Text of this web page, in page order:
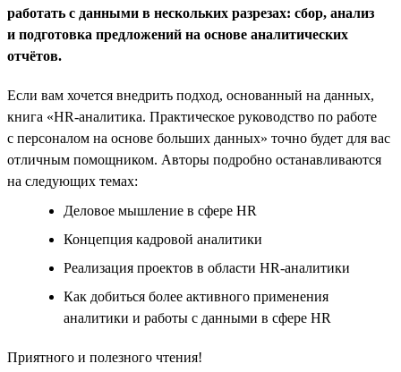
работать с данными в нескольких разрезах: сбор, анализ
и подготовка предложений на основе аналитических
отчётов.
Если вам хочется внедрить подход, основанный на данных,
книга «HR-аналитика. Практическое руководство по работе
с персоналом на основе больших данных» точно будет для вас
отличным помощником. Авторы подробно останавливаются
на следующих темах:
Деловое мышление в сфере HR
Концепция кадровой аналитики
Реализация проектов в области HR-аналитики
Как добиться более активного применения
аналитики и работы с данными в сфере HR
Приятного и полезного чтения!